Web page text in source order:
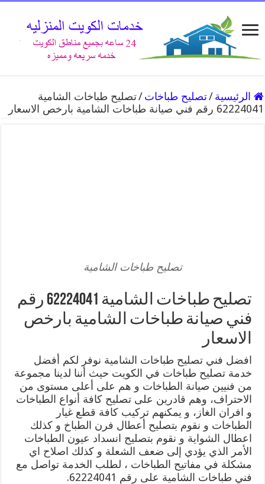
الرئيسية /تصليح طباخات /تصليح طباخات الشامية
62224041 رقم فني صيانة طباخات الشامية بارخص الاسعار
تصليح طباخات الشامية
تصليح طباخات الشامية 62224041 رقم
فني صيانة طباخات الشامية بارخص
الاسعار
افضل فني تصليح طباخات الشامية نوفر لكم أفضل
خدمة تصليح طباخات في الكويت حيث أننا لدينا مجموعة
من فنيين صيانة الطباخات و هم على أعلى مستوى من
الاحتراف، وهم قادرين على تصليح كافة أنواع الطباخات
و افران الغاز، و يمكنهم تركيب كافة قطع غيار
الطباخات و نقوم بتصليح أعطال فرن الطباخ و كذلك
اعطال الشواية و نقوم بتصليح انسداد عيون الطباخات
الأمر الذي يؤدي إلى ضعف الشعلة و كذلك اصلاح اي
مشكلة في مفاتيح الطباخات ، لطلب الخدمة تواصل مع
فني طباخات الشامية على رقم 62224041.